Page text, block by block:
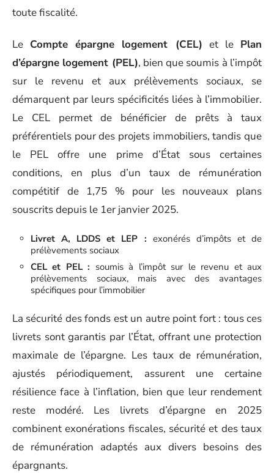
toute fiscalité.
Le Compte épargne logement (CEL) et le Plan
d’épargne logement (PEL), bien que soumis à l’impôt
sur le revenu et aux prélèvements sociaux, se
démarquent par leurs spécificités liées à l’immobilier.
Le CEL permet de bénéficier de prêts à taux
préférentiels pour des projets immobiliers, tandis que
le PEL offre une prime d’État sous certaines
conditions, en plus d’un taux de rémunération
compétitif de 1,75 % pour les nouveaux plans
souscrits depuis le 1er janvier 2025.
Livret A, LDDS et LEP : exonérés d’impôts et de
prélèvements sociaux
CEL et PEL : soumis à l’impôt sur le revenu et aux
prélèvements sociaux, mais avec des avantages
spécifiques pour l’immobilier
La sécurité des fonds est un autre point fort : tous ces
livrets sont garantis par l’État, offrant une protection
maximale de l’épargne. Les taux de rémunération,
ajustés périodiquement, assurent une certaine
résilience face à l’inflation, bien que leur rendement
reste modéré. Les livrets d’épargne en 2025
combinent exonérations fiscales, sécurité et des taux
de rémunération adaptés aux divers besoins des
épargnants.